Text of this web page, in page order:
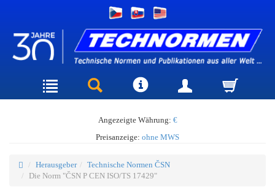
Angezeigte Währung: €
Preisanzeige: ohne MWS
Herausgeber
Technische Normen ČSN
Die Norm "ČSN P CEN ISO/TS 17429"